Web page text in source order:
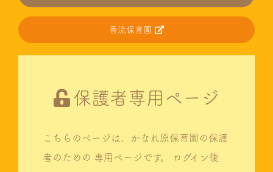
香流保育園
保護者専用ページ
こちらのページは、かなれ原保育園の保護
者のための 専用ページです。
ログイン後